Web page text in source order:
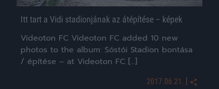
Itt tart a Vidi stadionjának az átépítése – képek
Videoton FC Videoton FC added 10 new
photos to the album: Sóstói Stadion bontása
/ építése – at Videoton FC […]
2017.06.21. |